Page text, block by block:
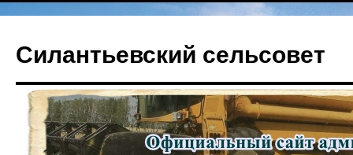
содержимому
Силантьевский сельсовет